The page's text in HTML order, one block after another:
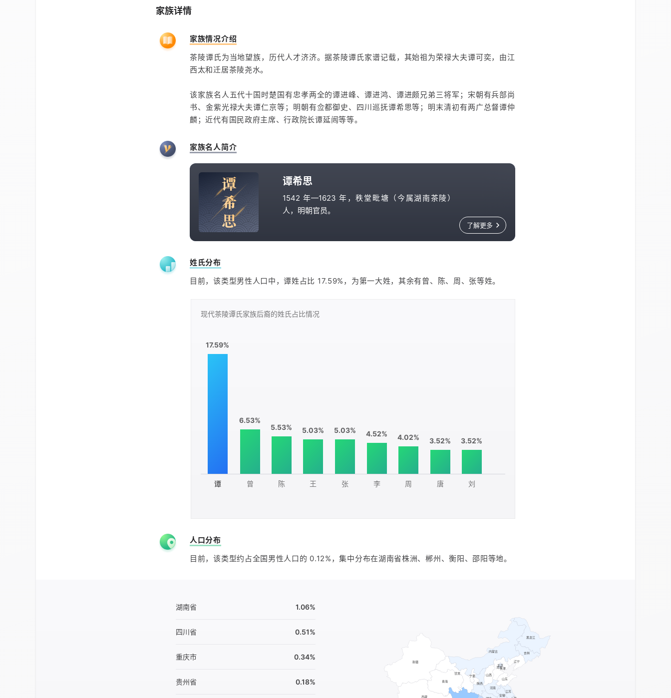
家族详情
家族情况介绍
茶陵谭氏为当地望族，历代人才济济。据茶陵谭氏家谱记载，其始祖为荣禄大夫谭可奕，由江
西太和迁居茶陵尧水。
该家族名人五代十国时楚国有忠孝两全的谭进峰、谭进鸿、谭进颇兄弟三将军；宋朝有兵部尚
书、金紫光禄大夫谭仁京等；明朝有佥都御史、四川巡抚谭希思等；明末清初有两广总督谭仲
麟；近代有国民政府主席、行政院长谭延闿等等。
家族名人简介
谭
希
思
谭希思
1542 年—1623 年，秩堂毗塘（今属湖南茶陵）
人，明朝官员。
路。因此得罪了一大批权贵，被调到地方任职。
但他采取宽徭薄赋、革积弊、兴学校等措施，安抚夜
编纂的《明大政纂要》和著述《四川土夷考》均收入
了解更多
姓氏分布
目前，该类型男性人口中，谭姓占比 17.59%，为第一大姓，其余有曾、陈、周、张等姓。
现代茶陵谭氏家族后裔的姓氏占比情况
17.59%
谭
6.53%
曾
5.53%
陈
5.03%
王
5.03%
张
4.52%
李
4.02%
周
3.52%
唐
3.52%
刘
人口分布
目前，该类型约占全国男性人口的 0.12%，集中分布在湖南省株洲、郴州、衡阳、邵阳等地。
湖南省 1.06%
四川省 0.51%
重庆市 0.34%
贵州省 0.18%